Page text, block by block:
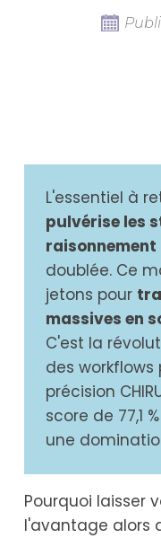
L'essentiel à
pulvérise les
raisonnement
doublée. Ce
jetons pour
massives en
C'est la
des workflows
précision
score de 77,1
une
Pourquoi laisser
l'avantage alors